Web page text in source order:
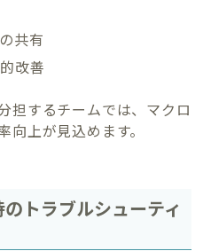
共有
改善
担するチームでは、マクロ
上が見込めます。
トラブルシューティ